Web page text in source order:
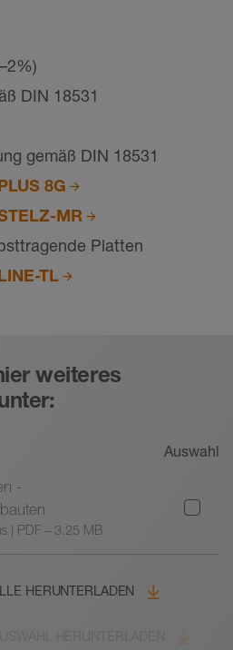
DIN 18531
gemäß DIN 18531
8G
MR
Platten
TL
weiteres
Auswahl
-
| PDF – 3.25 MB
HERUNTERLADEN